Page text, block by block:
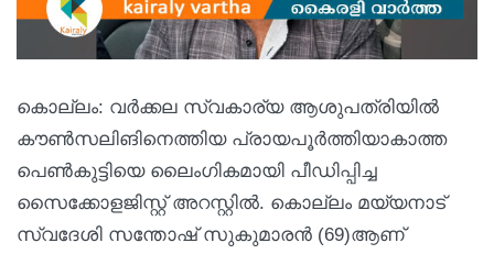
കൊല്ലം: വർക്കല സ്വകാര്യ ആശുപത്രിയിൽ
കൗൺസലിങിനെത്തിയ പ്രായപൂർത്തിയാകാത്ത
പെൺകുട്ടിയെ ലൈംഗികമായി പീഡിപ്പിച്ച
സൈക്കോളജിസ്റ്റ് അറസ്റ്റിൽ. കൊല്ലം മയ്യനാട്
സ്വദേശി സന്തോഷ് സുകുമാരൻ (69)ആണ്